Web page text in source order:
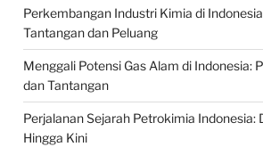
Perkembangan Industri Kimia di
Tantangan dan Peluang
Menggali Potensi Gas Alam di Indonesia:
dan Tantangan
Perjalanan Sejarah Petrokimia Indonesia:
Hingga Kini